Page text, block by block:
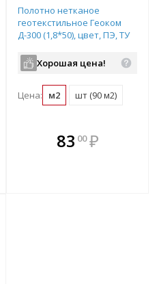
В комплекте
всегда выгоднее!
Полотно нетканое
геотекстильное Геоком
Д-300 (1,8*50), цвет, ПЭ, ТУ
Хорошая цена!
Цена: м2 шт (90 м2)
83 00 ₽